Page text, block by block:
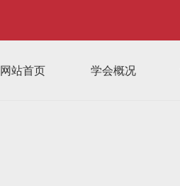
网站首页 学会概况